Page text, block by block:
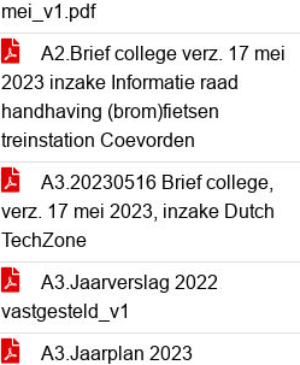
mei_v1.pdf
A2.Brief college verz. 17 mei
2023 inzake Informatie raad
handhaving (brom)fietsen
treinstation Coevorden
A3.20230516 Brief college,
verz. 17 mei 2023, inzake Dutch
TechZone
A3.Jaarverslag 2022
vastgesteld_v1
A3.Jaarplan 2023